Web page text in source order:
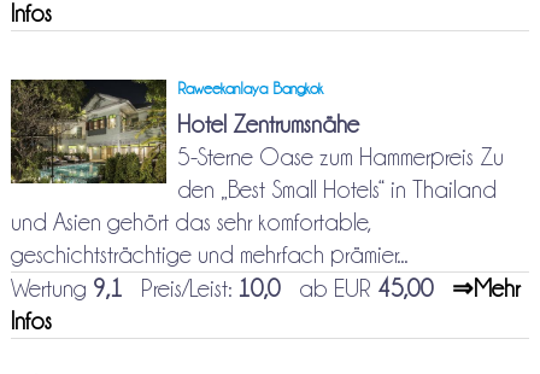
Infos
Raweekanlaya Bangkok
Hotel Zentrumsnähe
5-Sterne Oase zum Hammerpreis Zu
den „Best Small Hotels“ in Thailand
und Asien gehört das sehr komfortable,
geschichtsträchtige und mehrfach prämier...
Wertung 9,1 Preis/Leist: 10,0ab EUR 45,00
⇒Mehr
Infos